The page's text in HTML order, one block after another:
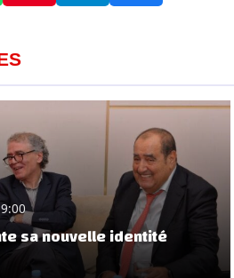
sa nouvelle identité